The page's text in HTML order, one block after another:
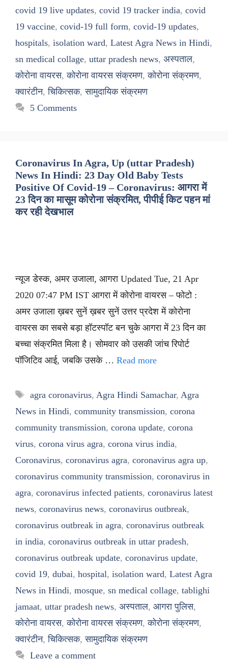
covid 19 live updates, covid 19 tracker india, covid
19 vaccine, covid-19 full form, covid-19 updates,
hospitals, isolation ward, Latest Agra News in Hindi,
sn medical collage, uttar pradesh news, अस्पताल,
कोरोना वायरस,कोरोना वायरस संक्रमण,कोरोना संक्रमण,
क्वारंटीन,चिकित्सक,सामुदायिक संक्रमण
5 Comments
Coronavirus In Agra, Up (uttar Pradesh)
News In Hindi: 23 Day Old Baby Tests
Positive Of Covid-19 – Coronavirus: आगरा में
23 दिन का मासूम कोरोना संक्रमित, पीपीई किट पहन मां
कर रही देखभाल
न्यूज डेस्क, अमर उजाला, आगरा Updated Tue, 21 Apr
2020 07:47 PM IST आगरा में कोरोना वायरस – फोटो :
अमर उजाला ख़बर सुनें ख़बर सुनें उत्तर प्रदेश में कोरोना
वायरस का सबसे बड़ा हॉटस्पॉट बन चुके आगरा में 23 दिन का
बच्चा संक्रमित मिला है। सोमवार को उसकी जांच रिपोर्ट
पॉजिटिव आई, जबकि उसके … Read more
Tags
agra coronavirus, Agra Hindi Samachar, Agra
News in Hindi, community transmission, corona
community transmission, corona update, corona
virus, corona virus agra, corona virus india,
Coronavirus, coronavirus agra, coronavirus agra up,
coronavirus community transmission, coronavirus in
agra, coronavirus infected patients, coronavirus latest
news, coronavirus news, coronavirus outbreak,
coronavirus outbreak in agra, coronavirus outbreak
in india, coronavirus outbreak in uttar pradesh,
coronavirus outbreak update, coronavirus update,
covid 19, dubai, hospital, isolation ward, Latest Agra
News in Hindi, mosque, sn medical collage, tablighi
jamaat, uttar pradesh news, अस्पताल, आगरा पुलिस,
कोरोना वायरस,कोरोना वायरस संक्रमण,कोरोना संक्रमण,
क्वारंटीन,चिकित्सक,सामुदायिक संक्रमण
Leave a comment